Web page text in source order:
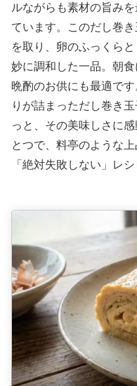
ルながらも素材の旨み
ています。このだし巻
を取り、卵のふっくら
妙に調和した一品。朝
晩酌のお供にも最適で
りが詰まっただし巻き
っと、その美味しさに
とつで、料亭のような
「絶対失敗しない」レシ